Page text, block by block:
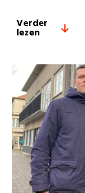
Verder
lezen